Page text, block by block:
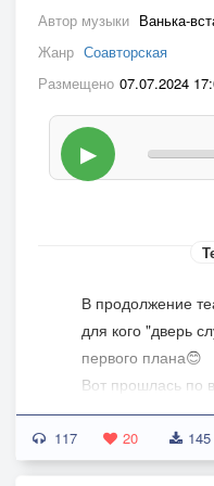
Автор музыки Ванька-
Жанр Соавторская
Размещено 07.07.2024
▶
В продолжение
для кого "дверь
первого плана😊
Вот прошлась по
которых не
,реинкарнируем
пекутся😊
117 20 145